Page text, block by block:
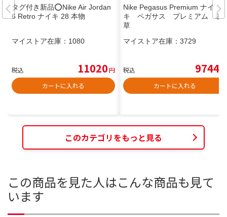
タグ付き新品⭕️Nike Air Jordan
6 Retro ナイキ 28 本物
マイストア在庫： 1080
税込 11020円
カートに入れる
Nike Pegasus Premium ナイ
キ ペガサス プレミアム 若
草
マイストア在庫： 3729
税込 9744
カートに入れる
このカテゴリをもっと見る
この商品を見た人はこんな商品も見て
います